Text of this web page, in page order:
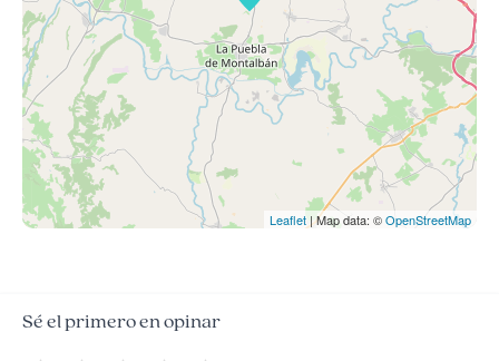
Leaflet | Map data: ©OpenStreetMap
Sé el primero en opinar